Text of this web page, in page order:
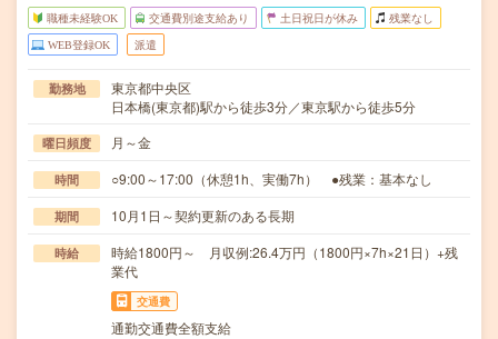
職種未経験OK 交通費別途支給あり 土日祝日が休み 残業なし
WEB登録OK 派遣
勤務地
東京都中央区
日本橋(東京都)駅から徒歩3分／東京駅から徒歩5分
曜日頻度 月～金
時間 ○9:00～17:00（休憩1h、実働7h） ●残業：基本なし
期間 10月1日～契約更新のある長期
時給
時給1800円～ 月収例:26.4万円（1800円×7h×21日）+残
業代
交通費
通勤交通費全額支給